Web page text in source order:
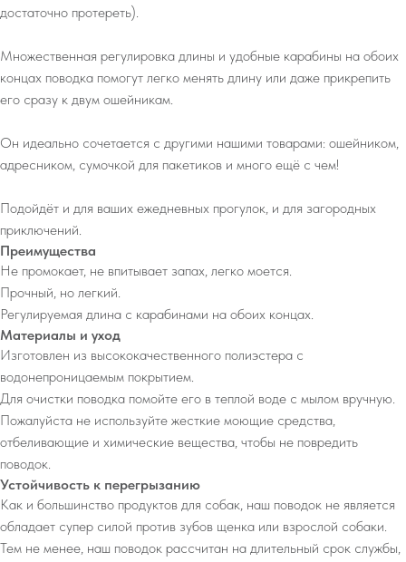
достаточно протереть).
Множественная регулировка длины и удобные карабины на обоих
концах поводка помогут легко менять длину или даже прикрепить
его сразу к двум ошейникам.
Он идеально сочетается с другими нашими товарами: ошейником,
адресником, сумочкой для пакетиков и много ещё с чем!
Подойдёт и для ваших ежедневных прогулок, и для загородных
приключений.
Преимущества
Не промокает, не впитывает запах, легко моется.
Прочный, но легкий.
Регулируемая длина с карабинами на обоих концах.
Материалы и уход
Изготовлен из высококачественного полиэстера с
водонепроницаемым покрытием.
Для очистки поводка помойте его в теплой воде с мылом вручную.
Пожалуйста не используйте жесткие моющие средства,
отбеливающие и химические вещества, чтобы не повредить
поводок.
Устойчивость к перегрызанию
Как и большинство продуктов для собак, наш поводок не является
обладает супер силой против зубов щенка или взрослой собаки.
Тем не менее, наш поводок рассчитан на длительный срок службы,